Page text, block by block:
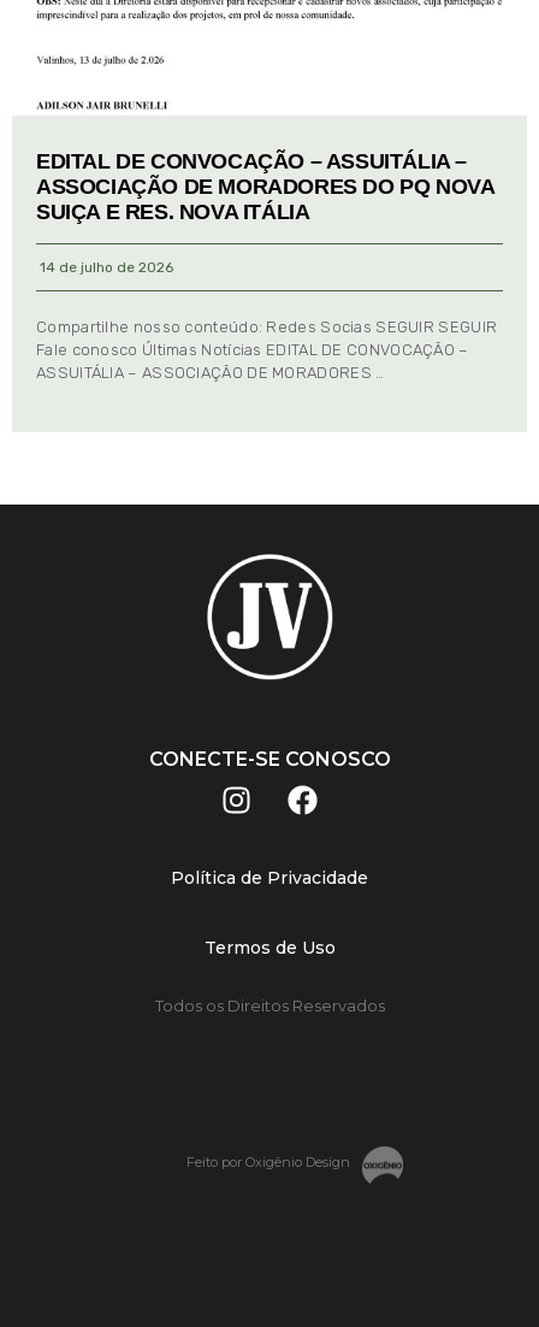
EDITAL DE CONVOCAÇÃO – ASSUITÁLIA –
ASSOCIAÇÃO DE MORADORES DO PQ NOVA
SUIÇA E RES. NOVA ITÁLIA
14 de julho de 2026
Compartilhe nosso conteúdo: Redes Socias SEGUIR SEGUIR
Fale conosco Últimas Notícias EDITAL DE CONVOCAÇÃO –
ASSUITÁLIA – ASSOCIAÇÃO DE MORADORES …
CONECTE-SE CONOSCO
Política de Privacidade
Termos de Uso
Todos os Direitos Reservados
Feito por Oxigênio Design